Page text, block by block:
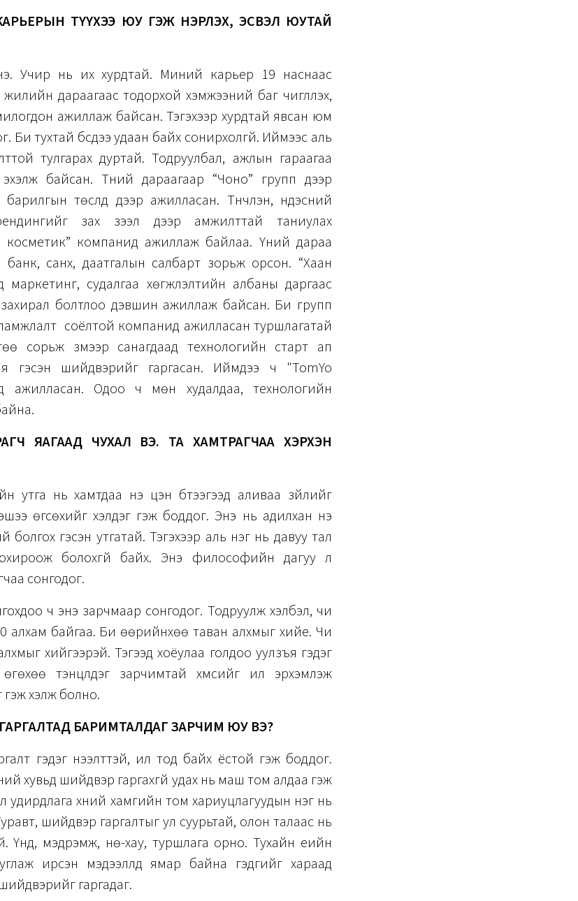
КАРЬЕРЫН ТҮҮХЭЭ ЮУ ГЭЖ НЭРЛЭХ, ЭСВЭЛ ЮУТАЙ
Учир нь их хурдтай. Миний карьер 19 наснаас
жилийн дараагаас тодорхой хэмжээний баг чиглүүлэх,
ажиллаж байсан. Тэгэхээр хурдтай явсан юм
Би тухтай бүсдээ удаан байх сонирхолгүй. Иймээс аль
тулгарах дуртай. Тодруулбал, ажлын гараагаа
байсан. Түүний дараагаар “Чоно” групп дээр
төслүүд дээр ажилласан. Түүнчлэн, үндэсний
зах зээл дээр амжилттай таниулах
компанид ажиллаж байлаа. Үүний дараа
санхүү, даатгалын салбарт зорьж орсон. “Хаан
маркетинг, судалгаа хөгжүүлэлтийн албаны даргаас
болтлоо дэвшин ажиллаж байсан. Би групп
соёлтой компанид ажилласан туршлагатай
сорьж үзмээр санагдаад технологийн старт ап
гэсэн шийдвэрийг гаргасан. Иймдээ ч "TomYo
ажилласан. Одоо ч мөн худалдаа, технологийн
ЯАГААД ЧУХАЛ ВЭ. ТА ХАМТРАГЧАА ХЭРХЭН
утга нь хамтдаа үнэ цэн бүтээгээд аливаа зүйлийг
өгсөхийг хэлдэг гэж боддог. Энэ нь адилхан үнэ
болгох гэсэн утгатай. Тэгэхээр аль нэг нь давуу тал
хохироож болохгүй байх. Энэ философийн дагуу л
сонгодог.
ч энэ зарчмаар сонгодог. Тодруулж хэлбэл, чи
алхам байгаа. Би өөрийнхөө таван алхмыг хийе. Чи
хийгээрэй. Тэгээд хоёулаа голдоо уулзъя гэдэг
тэнцүүлдэг зарчимтай хүмүүсийг илүү эрхэмлэж
хэлж болно.
БАРИМТАЛДАГ ЗАРЧИМ ЮУ ВЭ?
гэдэг нээлттэй, ил тод байх ёстой гэж боддог.
хувьд шийдвэр гаргахгүй удах нь маш том алдаа гэж
удирдлага хүний хамгийн том хариуцлагуудын нэг нь
шийдвэр гаргалтыг ул суурьтай, олон талаас нь
Үүнд, мэдрэмж, нөү-хау, туршлага орно. Тухайн үеийн
ирсэн мэдээллүүд ямар байна гэдгийг хараад
гаргадаг.